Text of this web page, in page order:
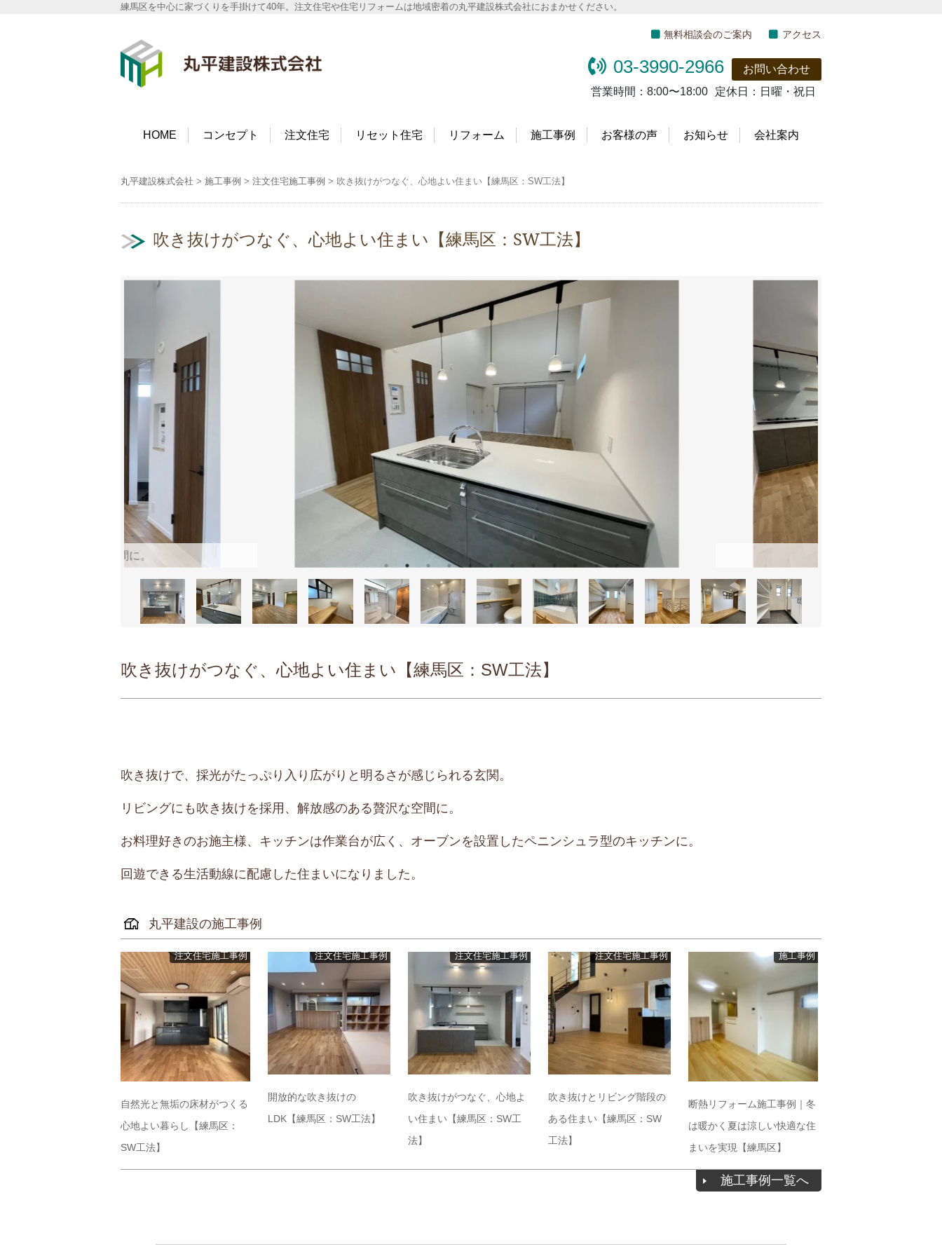
練馬区を中心に家づくりを手掛けて40年。注文住宅や住宅リフォームは地域密着の丸平建設株式会社におまかせください。
丸平建設株式会社
無料相談会のご案内 アクセス
03-3990-2966
お問い合わせ
営業時間： 8:00〜18:00 定休日： 日曜・祝日
HOME コンセプト 注文住宅 リセット住宅 リフォーム 施工事例 お客様の声 お知らせ 会社案内
丸平建設株式会社 > 施工事例 > 注文住宅施工事例 > 吹き抜けがつなぐ、心地よい住まい【練馬区：SW工法】
吹き抜けがつなぐ、心地よい住まい【練馬区：SW工法】
、温かみのある空間に。
吹き抜けがつなぐ、心地よい住まい【練馬区：SW工法】
吹き抜けで、採光がたっぷり入り広がりと明るさが感じられる玄関。
リビングにも吹き抜けを採用、解放感のある贅沢な空間に。
お料理好きのお施主様、キッチンは作業台が広く、オーブンを設置したペニンシュラ型のキッチンに。
回遊できる生活動線に配慮した住まいになりました。
丸平建設の施工事例
注文住宅施工事例
自然光と無垢の床材がつくる
心地よい暮らし【練馬区：
SW工法】
注文住宅施工事例
開放的な吹き抜けの
LDK【練馬区：SW工法】
注文住宅施工事例
吹き抜けがつなぐ、心地よ
い住まい【練馬区：SW工
法】
注文住宅施工事例
吹き抜けとリビング階段の
ある住まい【練馬区：SW
工法】
施工事例
断熱リフォーム施工事例｜冬
は暖かく夏は涼しい快適な住
まいを実現【練馬区】
施工事例一覧へ